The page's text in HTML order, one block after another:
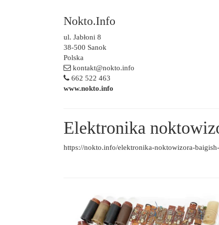
Nokto.Info
ul. Jabłoni 8
38-500 Sanok
Polska
kontakt@nokto.info
662 522 463
www.nokto.info
Elektronika
https://nokto.info/elektronika-noktowizora-